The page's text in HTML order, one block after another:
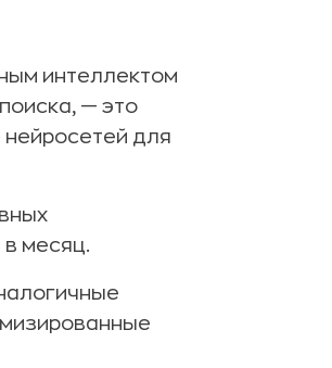
интеллектом
— это
для
в месяц.